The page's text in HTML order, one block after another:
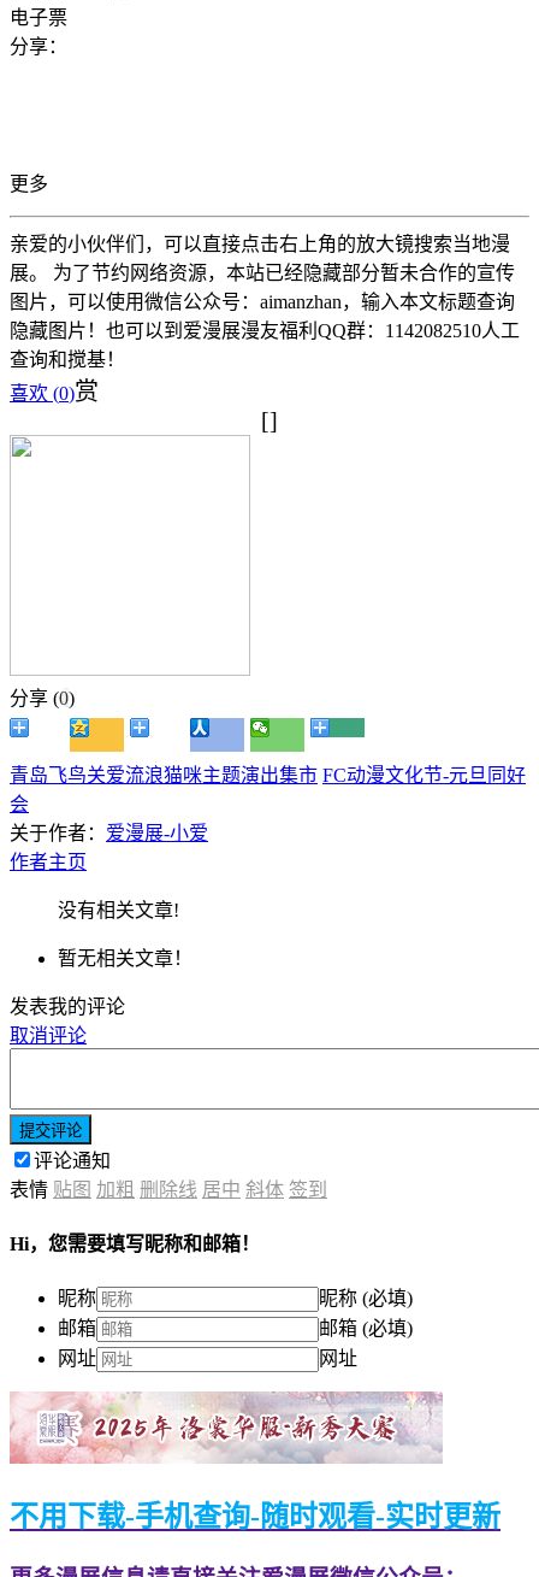
电子票
分享：
更多
亲爱的小伙伴们，可以直接点击右上角的放大镜搜索当地漫
展。 为了节约网络资源，本站已经隐藏部分暂未合作的宣传
图片，可以使用微信公众号：aimanzhan，输入本文标题查询
隐藏图片！也可以到爱漫展漫友福利QQ群：1142082510人工
查询和搅基！
喜欢 (0)赏
[]
分享 (0)
青岛飞鸟关爱流浪猫咪主题演出集市 FC动漫文化节-元旦同好
会
关于作者： 爱漫展-小爱
作者主页
没有相关文章!
暂无相关文章！
发表我的评论
取消评论
提交评论
评论通知
表情 贴图 加粗 删除线 居中 斜体 签到
Hi，您需要填写昵称和邮箱！
昵称
昵称 (必填)
邮箱
邮箱 (必填)
网址
网址
不用下载-手机查询-随时观看-实时更新